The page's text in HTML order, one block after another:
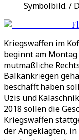
Symbolbild. /
Kriegswaffen im
beginnt am Montag
mutmaßliche
Balkankriegen
beschafft haben
Uzis und
2018 sollen die
Kriegswaffen
der Angeklagten,